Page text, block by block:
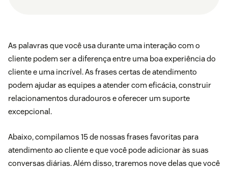
As palavras que você usa durante uma interação com o
cliente podem ser a diferença entre uma boa experiência do
cliente e uma incrível. As frases certas de atendimento
podem ajudar as equipes a atender com eficácia, construir
relacionamentos duradouros e oferecer um suporte
excepcional.
Abaixo, compilamos 15 de nossas frases favoritas para
atendimento ao cliente e que você pode adicionar às suas
conversas diárias. Além disso, traremos nove delas que você